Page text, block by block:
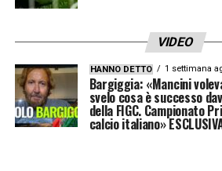
VIDEO
HANNO DETTO 1 settimana
Bargiggia: «Mancini
svelo cosa è successo
della FIGC. Campionato
calcio italiano»